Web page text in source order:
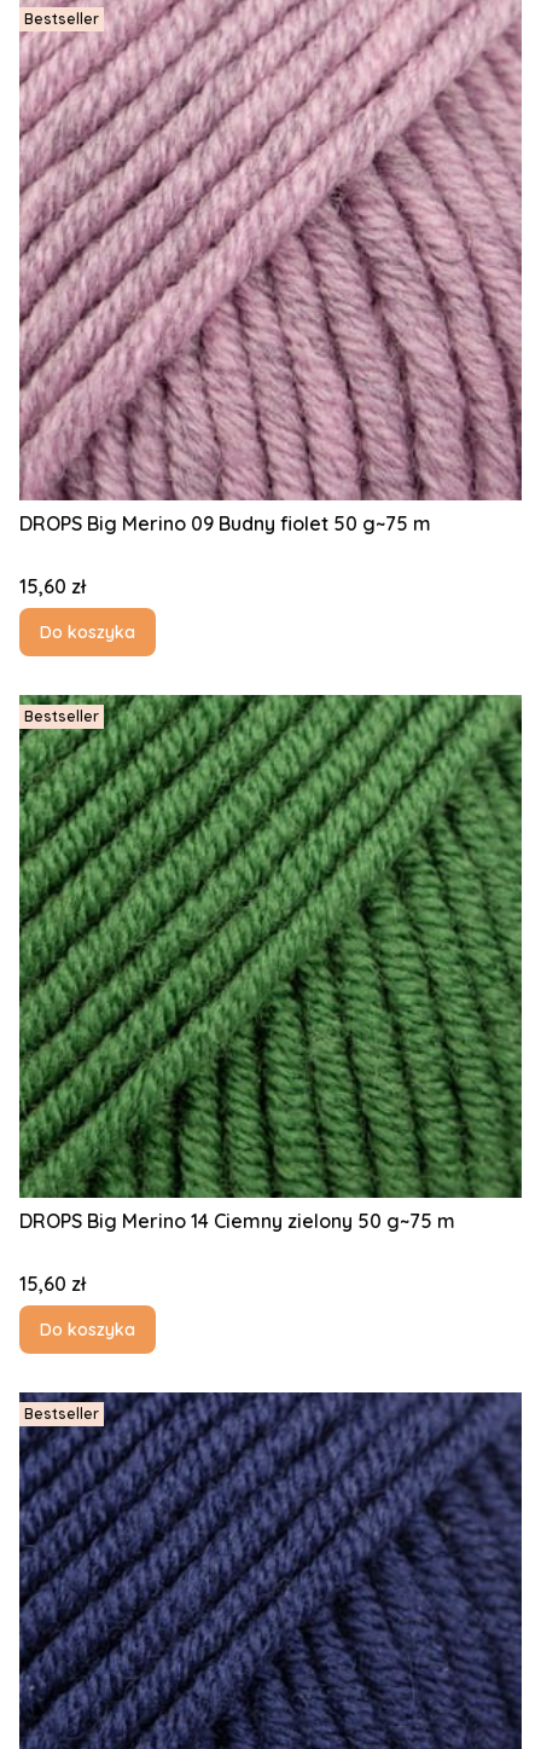
Bestseller
DROPS Big Merino 09 Budny fiolet 50 g~75 m
Cena
15,60 zł
Do koszyka
Bestseller
DROPS Big Merino 14 Ciemny zielony 50 g~75 m
Cena
15,60 zł
Do koszyka
Bestseller